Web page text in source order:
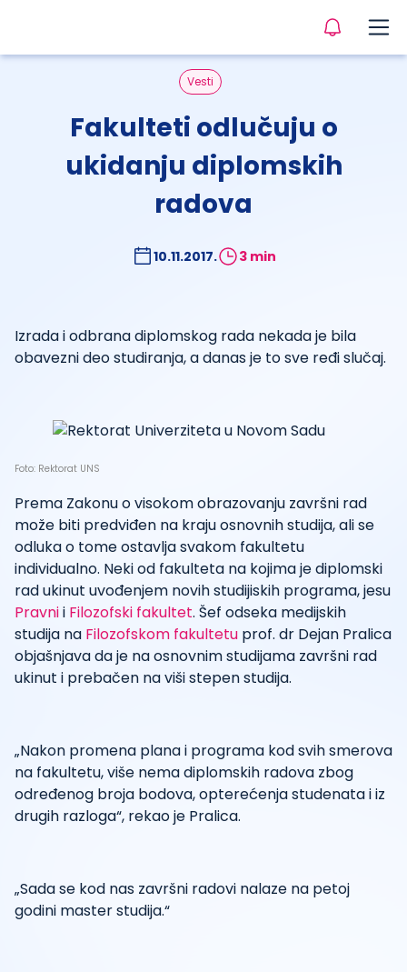
Vesti
Fakulteti odlučuju o
ukidanju diplomskih
radova
10.11.2017. 3 min
Izrada i odbrana diplomskog rada nekada je bila
obavezni deo studiranja, a danas je to sve ređi slučaj.
Foto: Rektorat UNS
Prema Zakonu o visokom obrazovanju završni rad
može biti predviđen na kraju osnovnih studija, ali se
odluka o tome ostavlja svakom fakultetu
individualno. Neki od fakulteta na kojima je diplomski
rad ukinut uvođenjem novih studijiskih programa, jesu
Pravnii Filozofski fakultet. Šef odseka medijskih
studija na Filozofskom fakultetu prof. dr Dejan Pralica
objašnjava da je na osnovnim studijama završni rad
ukinut i prebačen na viši stepen studija.
„Nakon promena plana i programa kod svih smerova
na fakultetu, više nema diplomskih radova zbog
određenog broja bodova, opterećenja studenata i iz
drugih razloga“, rekao je Pralica.
„Sada se kod nas završni radovi nalaze na petoj
godini master studija.“